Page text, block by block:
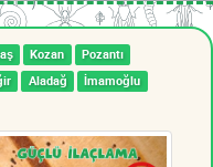
Kozan
Pozantı
Aladağ
İmamoğlu